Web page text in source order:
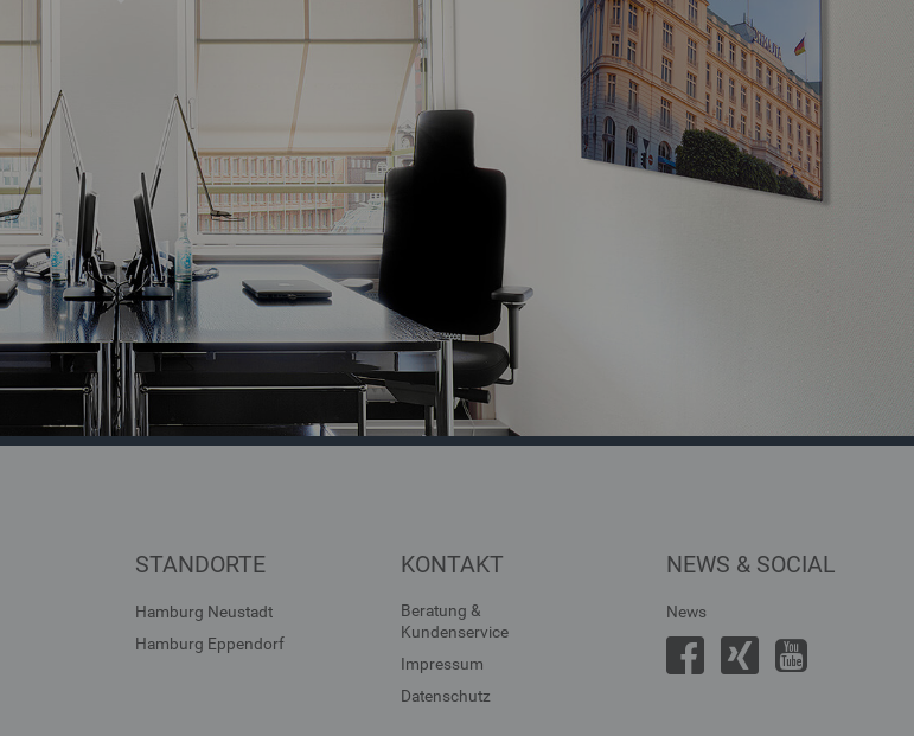
STANDORTE
Hamburg Neustadt
Hamburg Eppendorf
KONTAKT
Beratung &
Kundenservice
Impressum
Datenschutz
NEWS & SOCIAL
News